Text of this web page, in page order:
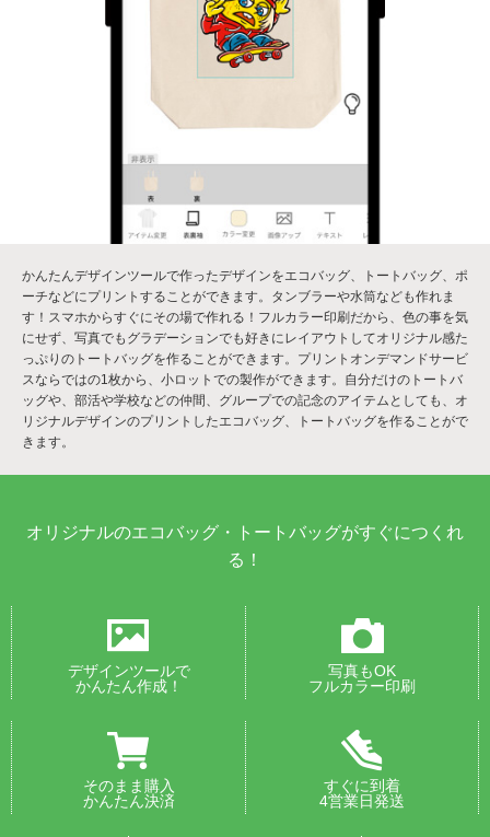
かんたんデザインツールで作ったデザインをエコバッグ、トートバッグ、ポ
ーチなどにプリントすることができます。タンブラーや水筒なども作れま
す！スマホからすぐにその場で作れる！フルカラー印刷だから、色の事を気
にせず、写真でもグラデーションでも好きにレイアウトしてオリジナル感た
っぷりのトートバッグを作ることができます。プリントオンデマンドサービ
スならではの1枚から、小ロットでの製作ができます。自分だけのトートバ
ッグや、部活や学校などの仲間、グループでの記念のアイテムとしても、オ
リジナルデザインのプリントしたエコバッグ、トートバッグを作ることがで
きます。
オリジナルのエコバッグ・トートバッグがすぐにつくれ
る！
デザインツールで
かんたん作成！
写真もOK
フルカラー印刷
そのまま購入
かんたん決済
すぐに到着
4営業日発送